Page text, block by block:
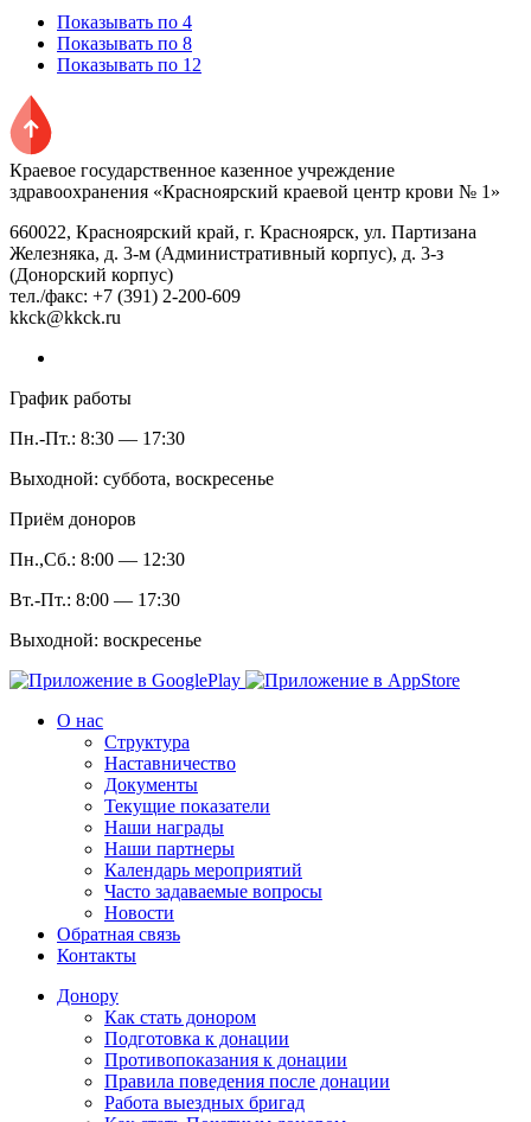
Показывать по 4
Показывать по 8
Показывать по 12
Краевое государственное казенное учреждение
здравоохранения «Красноярский краевой центр крови № 1»
660022, Красноярский край, г. Красноярск, ул. Партизана
Железняка, д. 3-м (Административный корпус), д. 3-з
(Донорский корпус)
тел./факс: +7 (391) 2-200-609
kkck@kkck.ru
График работы
Пн.-Пт.: 8:30 — 17:30
Выходной: суббота, воскресенье
Приём доноров
Пн.,Сб.: 8:00 — 12:30
Вт.-Пт.: 8:00 — 17:30
Выходной: воскресенье
О нас
Структура
Наставничество
Документы
Текущие показатели
Наши награды
Наши партнеры
Календарь мероприятий
Часто задаваемые вопросы
Новости
Обратная связь
Контакты
Донору
Как стать донором
Подготовка к донации
Противопоказания к донации
Правила поведения после донации
Работа выездных бригад